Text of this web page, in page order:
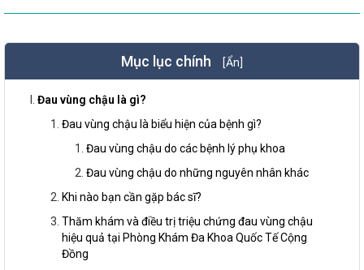
Mục lục chính [Ẩn]
Đau vùng chậu là gì?
Đau vùng chậu là biểu hiện của bệnh gì?
Đau vùng chậu do các bệnh lý phụ khoa
Đau vùng chậu do những nguyên nhân khác
Khi nào bạn cần gặp bác sĩ?
Thăm khám và điều trị triệu chứng đau vùng chậu
hiệu quả tại Phòng Khám Đa Khoa Quốc Tế Cộng
Đồng